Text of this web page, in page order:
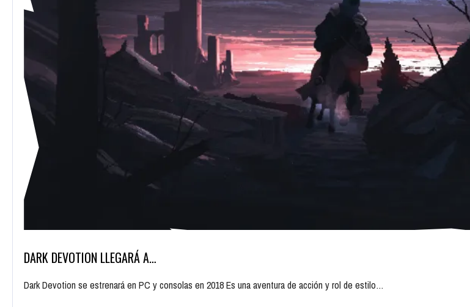
DARK DEVOTION LLEGARÁ A…
Dark Devotion se estrenará en PC y consolas en 2018 Es una aventura de acción y rol de estilo…